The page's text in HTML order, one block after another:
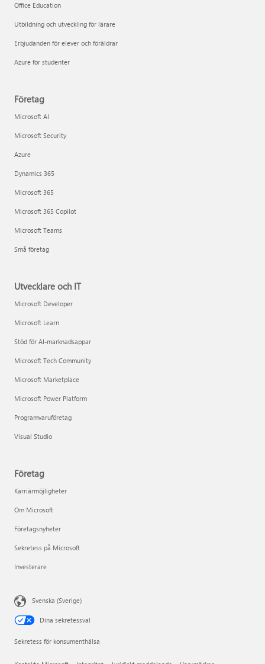
Office Education
Utbildning och utveckling för lärare
Erbjudanden för elever och föräldrar
Azure för studenter
Företag
Microsoft AI
Microsoft Security
Azure
Dynamics 365
Microsoft 365
Microsoft 365 Copilot
Microsoft Teams
Små företag
Utvecklare och IT
Microsoft Developer
Microsoft Learn
Stöd för AI-marknadsappar
Microsoft Tech Community
Microsoft Marketplace
Microsoft Power Platform
Programvaruföretag
Visual Studio
Företag
Karriärmöjligheter
Om Microsoft
Företagsnyheter
Sekretess på Microsoft
Investerare
Svenska (Sverige)
Dina sekretessval
Sekretess för konsumenthälsa